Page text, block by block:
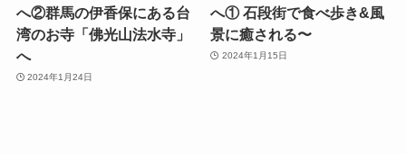
へ②群馬の伊香保にある台
湾のお寺「佛光山法水寺」
へ
2024年1月24日
へ① 石段街で食べ歩き&風
景に癒される〜
2024年1月15日